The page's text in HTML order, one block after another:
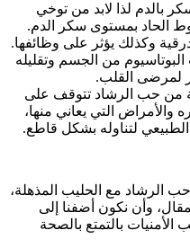
بالدم لذا لابد من توخي
الحاد بمستوى سكر الدم.
وكذلك يؤثر على وظائفها.
من الجسم وتقليله
لمرضى القلب.
من حب الرشاد تتوقف على
التي يعاني منها،
لتناوله بشكل قاطع.
الرشاد مع الحليب المذهلة،
وأن نكون أضفنا إلى
الأمنيات بالتمتع بالصحة